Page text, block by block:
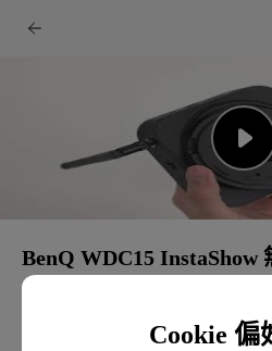
Cookie 偏
BenQ WDC15 InstaShow
介紹與快速入門